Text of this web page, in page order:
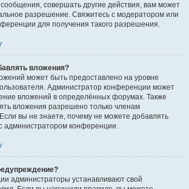
совершать другие действия, вам может
разрешение. Свяжитесь с модератором или
для получения такого разрешения.
вложения?
может быть предоставлено на уровне
Администратор конференции может
вложений в определённых форумах. Также
вложения разрешено только членам
вы не знаете, почему не можете добавлять
администратором конференции.
администраторы устанавливают свой